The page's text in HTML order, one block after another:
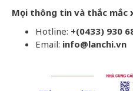
Mọi thông tin và thắc mắc
Hotline: +(0433) 930
Email: info@lanchi.vn